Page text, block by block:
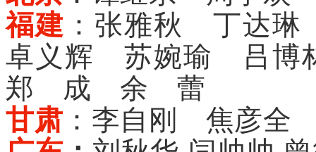
福建 ：张雅秋 丁达
卓义辉 苏婉瑜 吕
郑 成 余 蕾
甘肃 ：李自刚 焦彦全